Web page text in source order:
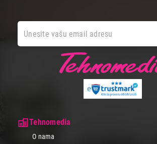
Tehnomedia
O nama